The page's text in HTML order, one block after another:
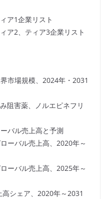
ア1企業リスト
2、ティア3企業リスト
場規模、2024年・2031
害薬、ノルエピネフリ
バル売上高と予測
バル売上高、2020年～
バル売上高、2025年～
シェア、2020年～2031